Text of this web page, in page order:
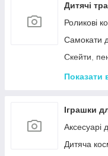
Дерев'яні
Дерев'яні
Дерев'яні
Дерев'яні
Різні
Дитячі
Роликові
Самокати
Скейти,
Каталки та
Показати
Іграшки
Аксесуарі
Дитяча